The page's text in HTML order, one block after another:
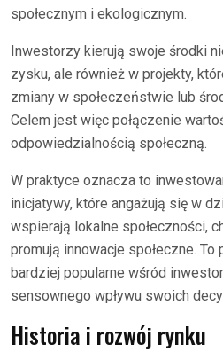
społecznym i ekologicznym.
Inwestorzy kierują swoje środki
zysku, ale również w projekty,
zmiany w społeczeństwie lub
Celem jest więc połączenie
odpowiedzialnością społeczną.
W praktyce oznacza to
inicjatywy, które angażują się w
wspierają lokalne społeczności,
promują innowacje społeczne.
bardziej popularne wśród
sensownego wpływu swoich
Historia i rozwój rynku